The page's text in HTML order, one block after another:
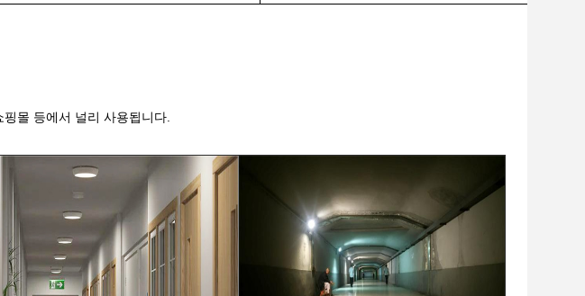
몰 등에서 널리 사용됩니다.